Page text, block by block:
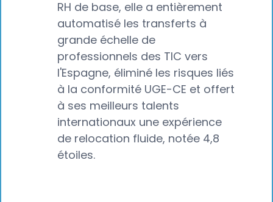
RH de base, elle a entièrement
automatisé les transferts à
grande échelle de
professionnels des TIC vers
l'Espagne, éliminé les risques liés
à la conformité UGE-CE et offert
à ses meilleurs talents
internationaux une expérience
de relocation fluide, notée 4,8
étoiles.